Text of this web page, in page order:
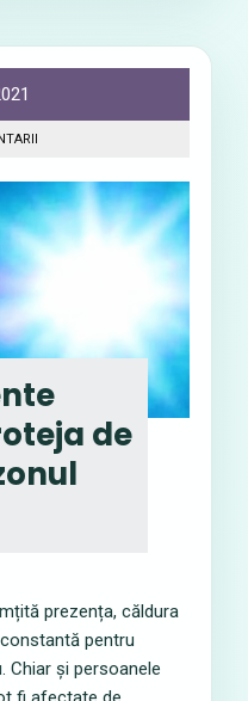
de
prezența, căldura
pentru
și persoanele